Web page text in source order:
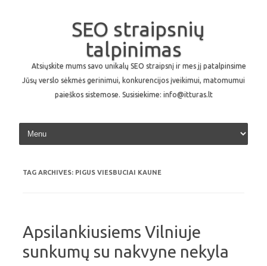
SEO straipsnių
talpinimas
Atsiųskite mums savo unikalų SEO straipsnį ir mes jį patalpinsime
Jūsų verslo sėkmės gerinimui, konkurencijos įveikimui, matomumui
paieškos sistemose. Susisiekime: info@itturas.lt
Skip to content
TAG ARCHIVES: PIGUS VIESBUCIAI KAUNE
Apsilankiusiems Vilniuje
sunkumų su nakvyne nekyla